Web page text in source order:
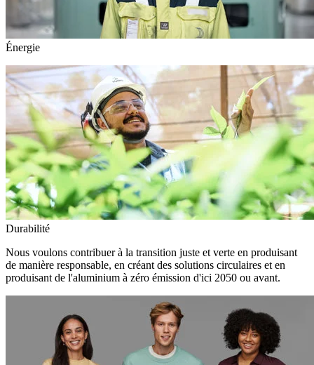
Énergie
Durabilité
Nous voulons contribuer à la transition juste et verte en produisant
de manière responsable, en créant des solutions circulaires et en
produisant de l'aluminium à zéro émission d'ici 2050 ou avant.